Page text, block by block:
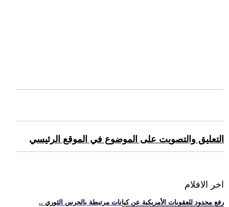
التعليق والتصويت على الموضوع في الموقع الرئيسي
اخر الافلام
.. رفع محدود للعقوبات الأمريكية عن كيانات مرتبطة بالحرس الثوري